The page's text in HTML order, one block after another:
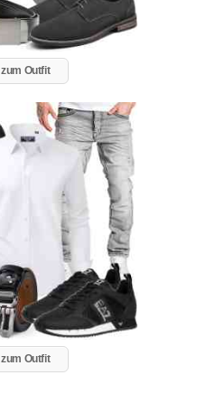
zum Outfit
zum Outfit